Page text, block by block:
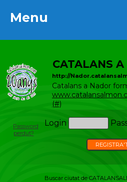
Menu
CATALANS
http://
Catalans a Nador
(#)
Login
Password
perdut?
Buscar ciutat de
Menu